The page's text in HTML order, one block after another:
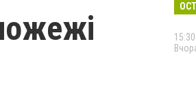
15:30